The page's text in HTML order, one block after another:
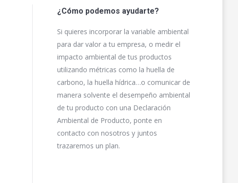
¿Cómo podemos ayudarte?
Si quieres incorporar la variable ambiental
para dar valor a tu empresa, o medir el
impacto ambiental de tus productos
utilizando métricas como la huella de
carbono, la huella hídrica…o comunicar de
manera solvente el desempeño ambiental
de tu producto con una Declaración
Ambiental de Producto, ponte en
contacto con nosotros y juntos
trazaremos un plan.